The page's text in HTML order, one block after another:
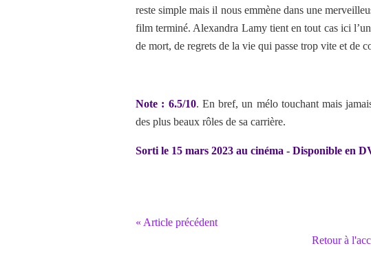
reste simple mais il nous emmène dans une
film terminé. Alexandra Lamy tient en tout cas ici
de mort, de regrets de la vie qui passe trop vite et de
Note : 6.5/10. En bref, un mélo touchant mais
des plus beaux rôles de sa carrière.
Sorti le 15 mars 2023 au cinéma - Disponible en
« Article précédent
Retour à